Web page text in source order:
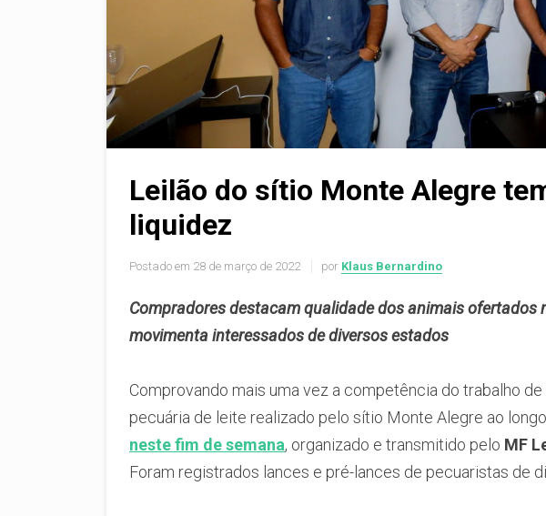
Leilão do sítio Monte Alegre
liquidez
Postado em 28 de março de 2022 por Klaus Bernardino
Compradores destacam qualidade dos animais ofertados
movimenta interessados de diversos estados
Comprovando mais uma vez a competência do trabalho
pecuária de leite realizado pelo sítio Monte Alegre ao
neste fim de semana, organizado e transmitido pelo MF
Foram registrados lances e pré-lances de pecuaristas de